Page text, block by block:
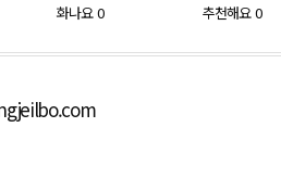
화나요 0 추천해요 0